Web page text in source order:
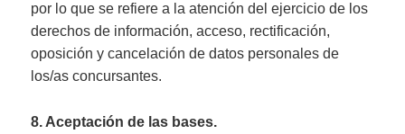
por lo que se refiere a la atención del ejercicio de los
derechos de información, acceso, rectificación,
oposición y cancelación de datos personales de
los/as concursantes.
8. Aceptación de las bases.